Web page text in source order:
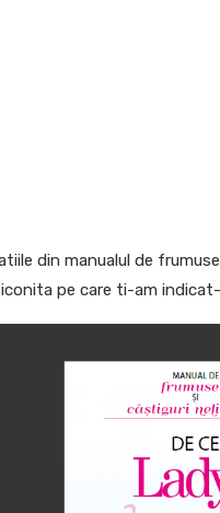
din manualul de
pe care ti-am